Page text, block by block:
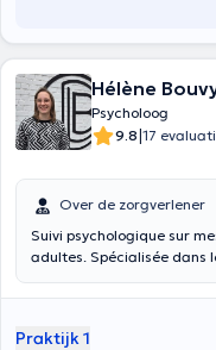
Hélène
Psycholoog
9.8|17
Over de zorgverlener
Suivi psychologique sur
adultes. Spécialisée dans
Praktijk 1